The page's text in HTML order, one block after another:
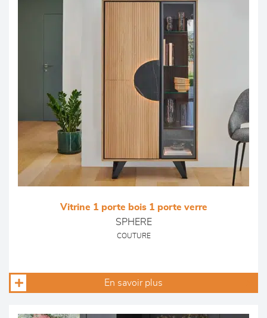
Vitrine 1 porte bois 1 porte verre
SPHERE
COUTURE
En savoir plus